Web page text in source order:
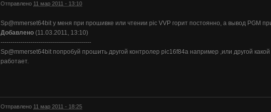
Отправлено 11 мар 2011 - 13:10
Sp@mmerset64bit у меня при прошивке или чтении pic VVP горит постоянно, а вывод PGM
Добавлено (11.03.2011, 13:10)
---------------------------------------------
Sp@mmerset64bit попробуй прошить другой контролер pic16f84a например ,или другой
работает.
Отправлено 11 мар 2011 - 18:25